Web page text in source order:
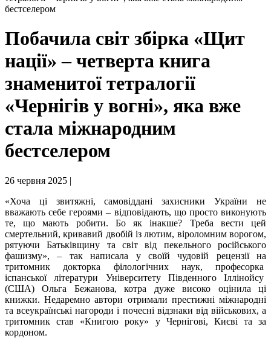
бестселером
Побачила світ збірка «Щит
нації» – четверта книга
знаменитої тетралогії
«Чернігів у вогні», яка вже
стала міжнародним
бестселером
26 червня 2025 |
«Хоча ці звитяжні, самовіддані захисники України не
вважають себе героями – відповідають, що просто виконують
те, що мають робити. Бо як інакше? Треба вести цей
смертельний, кривавий двобій із лютим, віроломним ворогом,
рятуючи Батьківщину та світ від пекельного російського
фашизму», – так написала у своїй чудовій рецензії на
тритомник докторка філологічних наук, професорка
іспанської літератури Університету Південного Іллінойсу
(США) Ольга Бежанова, котра дуже високо оцінила ці
книжки. Недаремно автори отримали престижні міжнародні
та всеукраїнські нагороди і почесні відзнаки від військових, а
тритомник став «Книгою року» у Чернігові, Києві та за
кордоном.